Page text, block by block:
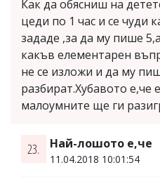
Как да обясниш на
цеди по 1 час и се чуди
зададе ,за да му пише
какъв елементарен
не се изложи и да му
разбират.Хубавото е,че
малоумните ще ги
23. Най-лошото е,че
11.04.2018 10:01:54